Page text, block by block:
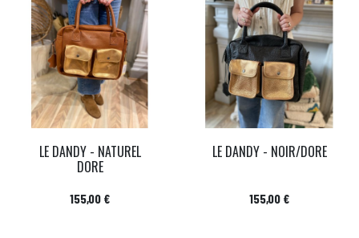
LE DANDY - NATUREL
DORE
Prix
155,00 €
LE DANDY - NOIR/DORE
Prix
155,00 €